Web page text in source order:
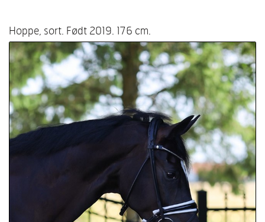
Hoppe, sort. Født 2019. 176 cm.